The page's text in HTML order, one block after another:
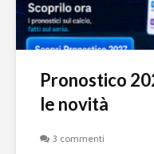
Pronostico
le novità
3 commenti